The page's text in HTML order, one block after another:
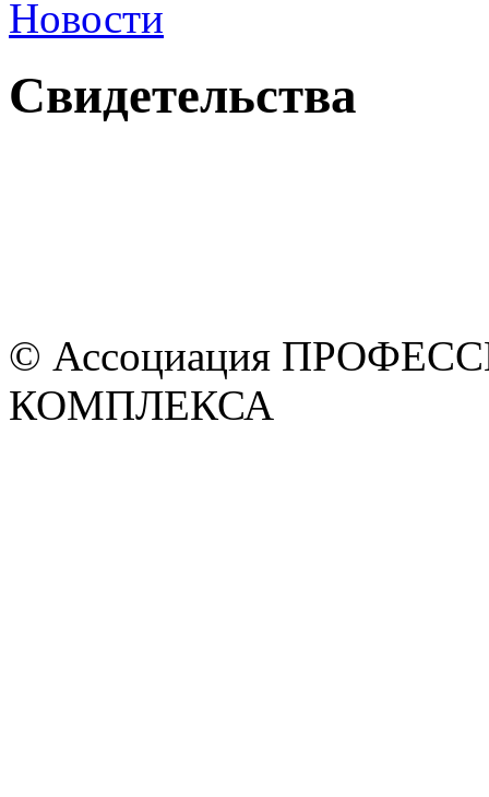
Новости
Свидетельства
© Ассоциация
КОМПЛЕКСА